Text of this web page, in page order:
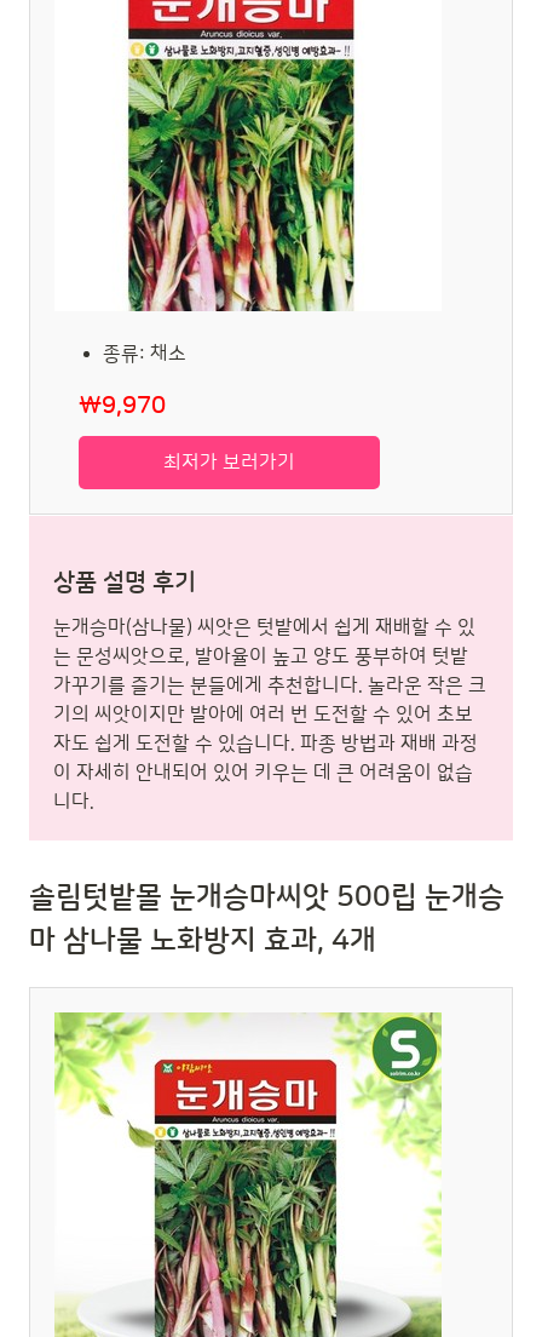
종류: 채소
₩9,970
최저가 보러가기
상품 설명 후기
눈개승마(삼나물) 씨앗은 텃밭에서 쉽게 재배할 수 있
는 문성씨앗으로, 발아율이 높고 양도 풍부하여 텃밭
가꾸기를 즐기는 분들에게 추천합니다. 놀라운 작은 크
기의 씨앗이지만 발아에 여러 번 도전할 수 있어 초보
자도 쉽게 도전할 수 있습니다. 파종 방법과 재배 과정
이 자세히 안내되어 있어 키우는 데 큰 어려움이 없습
니다.
솔림텃밭몰 눈개승마씨앗 500립 눈개승
마 삼나물 노화방지 효과, 4개